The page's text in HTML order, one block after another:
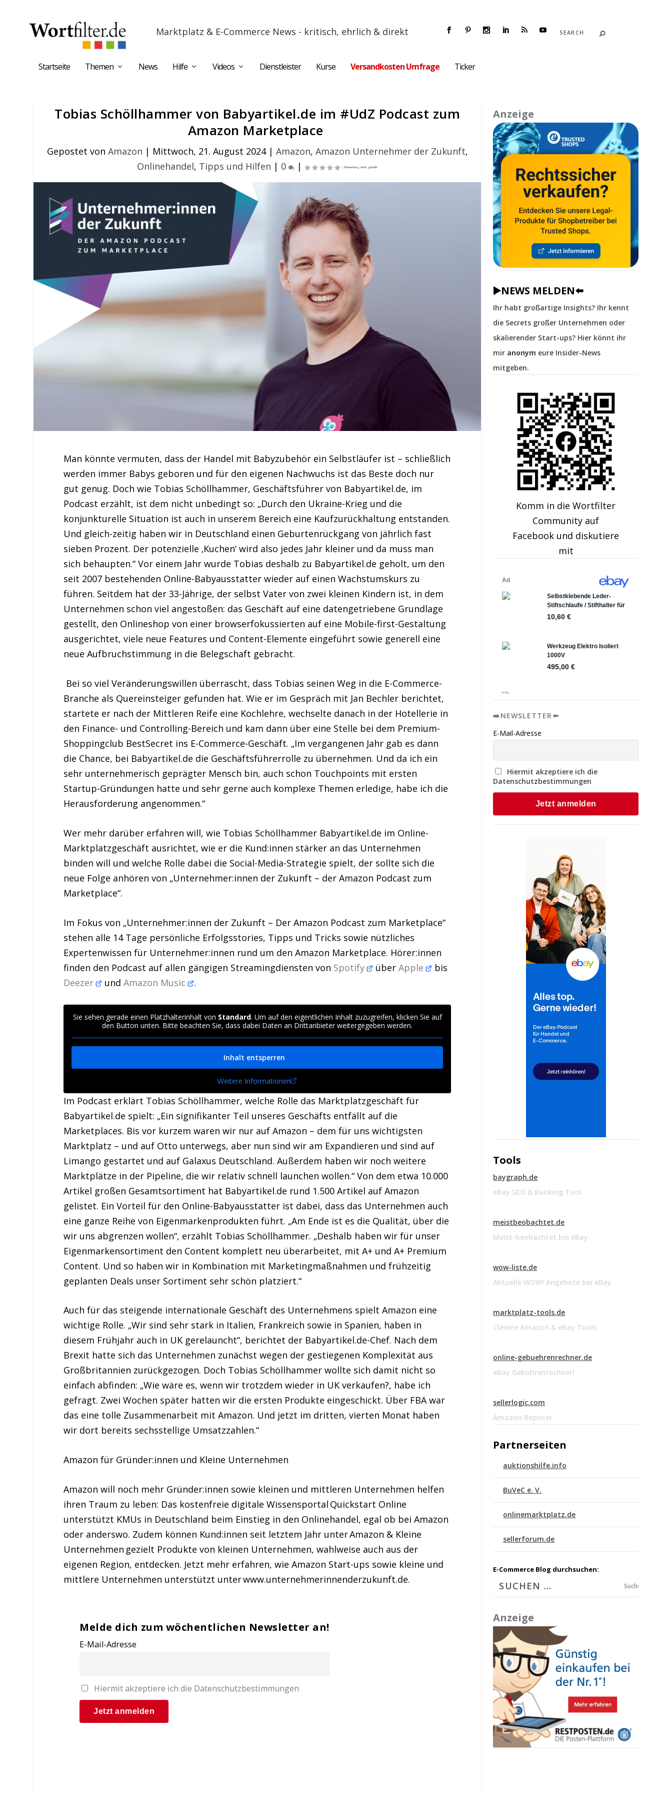
Marktplatz & E-Commerce News - kritisch, ehrlich & direkt
Startseite Themen News Hilfe Videos Dienstleister Kurse Versandkosten Umfrage Ticker
Tobias Schöllhammer von Babyartikel.de im #UdZ Podcast zum
Amazon Marketplace
Gepostet von Amazon | Mittwoch, 21. August 2024| Amazon, Amazon Unternehmer der Zukunft,
Onlinehandel, Tipps und Hilfen | 0 |
Man könnte vermuten, dass der Handel mit Babyzubehör ein Selbstläufer ist – schließlich
werden immer Babys geboren und für den eigenen Nachwuchs ist das Beste doch nur
gut genug. Doch wie Tobias Schöllhammer, Geschäftsführer von Babyartikel.de, im
Podcast erzählt, ist dem nicht unbedingt so: „Durch den Ukraine-Krieg und die
konjunkturelle Situation ist auch in unserem Bereich eine Kaufzurückhaltung entstanden.
Und gleich-zeitig haben wir in Deutschland einen Geburtenrückgang von jährlich fast
sieben Prozent. Der potenzielle ‚Kuchen‘ wird also jedes Jahr kleiner und da muss man
sich behaupten.“ Vor einem Jahr wurde Tobias deshalb zu Babyartikel.de geholt, um den
seit 2007 bestehenden Online-Babyausstatter wieder auf einen Wachstumskurs zu
führen. Seitdem hat der 33-Jährige, der selbst Vater von zwei kleinen Kindern ist, in dem
Unternehmen schon viel angestoßen: das Geschäft auf eine datengetriebene Grundlage
gestellt, den Onlineshop von einer browserfokussierten auf eine Mobile-first-Gestaltung
ausgerichtet, viele neue Features und Content-Elemente eingeführt sowie generell eine
neue Aufbruchstimmung in die Belegschaft gebracht.
Bei so viel Veränderungswillen überrascht, dass Tobias seinen Weg in die E-Commerce-
Branche als Quereinsteiger gefunden hat. Wie er im Gespräch mit Jan Bechler berichtet,
startete er nach der Mittleren Reife eine Kochlehre, wechselte danach in der Hotellerie in
den Finance- und Controlling-Bereich und kam dann über eine Stelle bei dem Premium-
Shoppingclub BestSecret ins E-Commerce-Geschäft. „Im vergangenen Jahr gab es dann
die Chance, bei Babyartikel.de die Geschäftsführerrolle zu übernehmen. Und da ich ein
sehr unternehmerisch geprägter Mensch bin, auch schon Touchpoints mit ersten
Startup-Gründungen hatte und sehr gerne auch komplexe Themen erledige, habe ich die
Herausforderung angenommen.“
Wer mehr darüber erfahren will, wie Tobias Schöllhammer Babyartikel.de im Online-
Marktplatzgeschäft ausrichtet, wie er die Kund:innen stärker an das Unternehmen
binden will und welche Rolle dabei die Social-Media-Strategie spielt, der sollte sich die
neue Folge anhören von „Unternehmer:innen der Zukunft – der Amazon Podcast zum
Marketplace“.
Im Fokus von „Unternehmer:innen der Zukunft – Der Amazon Podcast zum Marketplace“
stehen alle 14 Tage persönliche Erfolgsstories, Tipps und Tricks sowie nützliches
Expertenwissen für Unternehmer:innen rund um den Amazon Marketplace. Hörer:innen
finden den Podcast auf allen gängigen Streamingdiensten von Spotify überApple
bis
Deezer
undAmazon Music .
Sie sehen gerade einen Platzhalterinhalt von Standard. Um auf den eigentlichen Inhalt zuzugreifen, klicken Sie auf
den Button unten. Bitte beachten Sie, dass dabei Daten an Drittanbieter weitergegeben werden.
Inhalt entsperren
Weitere Informationen
Im Podcast erklärt Tobias Schöllhammer, welche Rolle das Marktplatzgeschäft für
Babyartikel.de spielt: „Ein signifikanter Teil unseres Geschäfts entfällt auf die
Marketplaces. Bis vor kurzem waren wir nur auf Amazon – dem für uns wichtigsten
Marktplatz – und auf Otto unterwegs, aber nun sind wir am Expandieren und sind auf
Limango gestartet und auf Galaxus Deutschland. Außerdem haben wir noch weitere
Marktplätze in der Pipeline, die wir relativ schnell launchen wollen.“ Von dem etwa 10.000
Artikel großen Gesamtsortiment hat Babyartikel.de rund 1.500 Artikel auf Amazon
gelistet. Ein Vorteil für den Online-Babyausstatter ist dabei, dass das Unternehmen auch
eine ganze Reihe von Eigenmarkenprodukten führt. „Am Ende ist es die Qualität, über die
wir uns abgrenzen wollen“, erzählt Tobias Schöllhammer. „Deshalb haben wir für unser
Eigenmarkensortiment den Content komplett neu überarbeitet, mit A+ und A+ Premium
Content. Und so haben wir in Kombination mit Marketingmaßnahmen und frühzeitig
geplanten Deals unser Sortiment sehr schön platziert.“
Auch für das steigende internationale Geschäft des Unternehmens spielt Amazon eine
wichtige Rolle. „Wir sind sehr stark in Italien, Frankreich sowie in Spanien, haben in
diesem Frühjahr auch in UK gerelauncht“, berichtet der Babyartikel.de-Chef. Nach dem
Brexit hatte sich das Unternehmen zunächst wegen der gestiegenen Komplexität aus
Großbritannien zurückgezogen. Doch Tobias Schöllhammer wollte sich damit nicht so
einfach abfinden: „Wie wäre es, wenn wir trotzdem wieder in UK verkaufen?, habe ich
gefragt. Zwei Wochen später hatten wir die ersten Produkte eingeschickt. Über FBA war
das eine tolle Zusammenarbeit mit Amazon. Und jetzt im dritten, vierten Monat haben
wir dort bereits sechsstellige Umsatzzahlen.“
Amazon für Gründer:innen und Kleine Unternehmen
Amazon will noch mehr Gründer:innen sowie kleinen und mittleren Unternehmen helfen
ihren Traum zu leben: Das kostenfreie digitale Wissensportal Quickstart Online
unterstützt KMUs in Deutschland beim Einstieg in den Onlinehandel, egal ob bei Amazon
oder anderswo. Zudem können Kund:innen seit letztem Jahr unterAmazon & Kleine
Unternehmen gezielt Produkte von kleinen Unternehmen, wahlweise auch aus der
eigenen Region, entdecken. Jetzt mehr erfahren, wie Amazon Start-ups sowie kleine und
mittlere Unternehmen unterstützt unterwww.unternehmerinnenderzukunft.de.
Melde dich zum wöchentlichen Newsletter an!
E-Mail-Adresse
Hiermit akzeptiere ich die Datenschutzbestimmungen
Anzeige
▶️NEWS MELDEN⬅️
Ihr habt großartige Insights? Ihr kennt
die Secrets großer Unternehmen oder
skalierender Start-ups? Hier könnt ihr
mir anonym eure Insider-News
mitgeben.
Komm in die Wortfilter
Community auf
Facebook und diskutiere
mit
➡️NEWSLETTER⬅️
E-Mail-Adresse
Hiermit akzeptiere ich die
Datenschutzbestimmungen
Tools
baygraph.de
eBay SEO & Ranking Tool
meistbeobachtet.de
Meist-beobachtet bei eBay.
wow-liste.de
Aktuelle WOW! Angebote bei eBay.
marktplatz-tools.de
Clevere Amazon & eBay Tools
online-gebuehrenrechner.de
eBay Gebührenrechner!
sellerlogic.com
Amazon Repricer
Partnerseiten
auktionshilfe.info
BuVeC e. V.
onlinemarktplatz.de
sellerforum.de
E-Commerce Blog durchsuchen:
Suchen
Anzeige